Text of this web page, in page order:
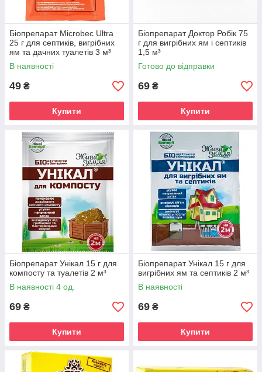
Біопрепарат Microbec Ultra
25 г для септиків, вигрібних
ям та дачних туалетів 3 м³
В наявності
49 ₴
Купити
Біопрепарат Доктор Робік 75
г для вигрібних ям і септиків
1,5 м³
Готово до відправки
69 ₴
Купити
Біопрепарат Унікал 15 г для
компосту та туалетів 2 м³
В наявності 4 од.
69 ₴
Купити
Біопрепарат Унікал 15 г для
вигрібних ям та септиків 2 м³
В наявності
69 ₴
Купити